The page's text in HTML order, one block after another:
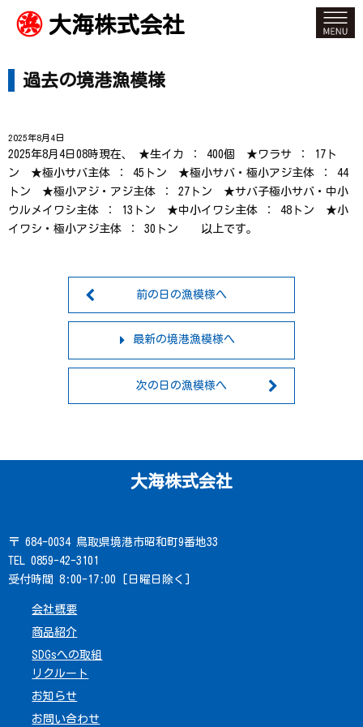
大海株式会社
過去の境港漁模様
2025年8月4日
2025年8月4日08時現在、 ★生イカ ： 400個 ★ワラサ ： 17ト
ン ★極小サバ主体 ： 45トン ★極小サバ・極小アジ主体 ： 44
トン ★極小アジ・アジ主体 ： 27トン ★サバ子極小サバ・中小
ウルメイワシ主体 ： 13トン ★中小イワシ主体 ： 48トン ★小
イワシ・極小アジ主体 ： 30トン 以上です。
前の日の漁模様へ
最新の境港漁模様へ
次の日の漁模様へ
大海株式会社
〒 684-0034 鳥取県境港市昭和町9番地33
TEL 0859-42-3101
受付時間 8:00-17:00 [日曜日除く]
会社概要
商品紹介
SDGsへの取組
リクルート
お知らせ
お問い合わせ